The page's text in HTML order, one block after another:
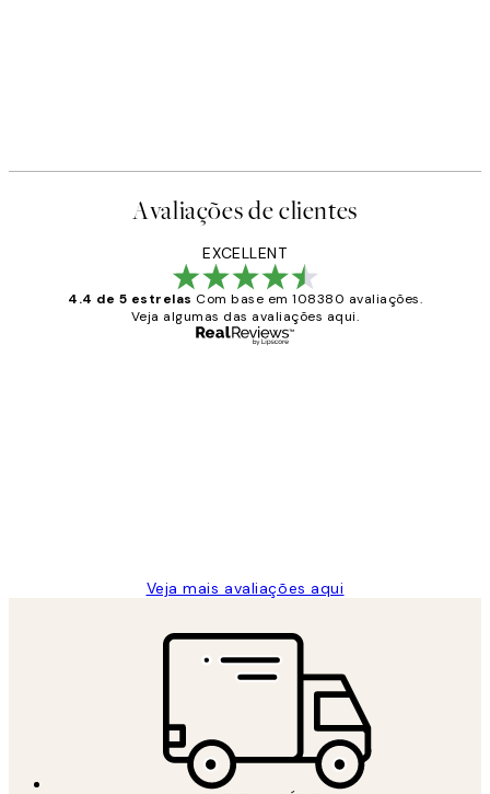
Avaliações de clientes
EXCELLENT
4.4 de 5 estrelas Com base em 108380 avaliações.
Veja algumas das avaliações aqui.
Veja mais avaliações aqui